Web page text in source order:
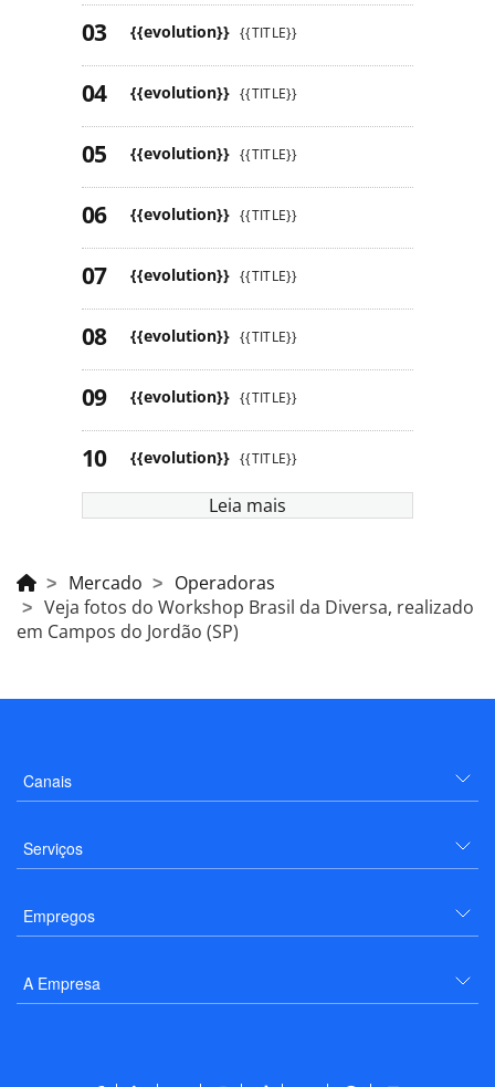
{{evolution}} {{TITLE}}
{{evolution}} {{TITLE}}
{{evolution}} {{TITLE}}
{{evolution}} {{TITLE}}
{{evolution}} {{TITLE}}
{{evolution}} {{TITLE}}
{{evolution}} {{TITLE}}
{{evolution}} {{TITLE}}
Leia mais
Mercado
Operadoras
Veja fotos do Workshop Brasil da Diversa, realizado
em Campos do Jordão (SP)
Canais
Serviços
Empregos
A Empresa